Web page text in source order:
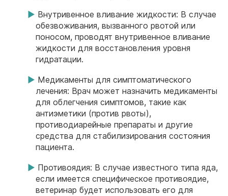
Внутривенное вливание жидкости: В случае
обезвоживания, вызванного рвотой или
поносом, проводят внутривенное вливание
жидкости для восстановления уровня
гидратации.
Медикаменты для симптоматического
лечения: Врач может назначить медикаменты
для облегчения симптомов, такие как
антиэметики (против рвоты),
противодиарейные препараты и другие
средства для стабилизирования состояния
пациента.
Противоядия: В случае известного типа яда,
если имеется специфическое противоядие,
ветеринар будет использовать его для